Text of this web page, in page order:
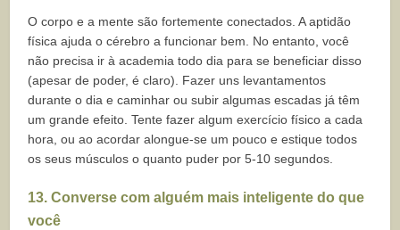
O corpo e a mente são fortemente conectados. A aptidão
física ajuda o cérebro a funcionar bem. No entanto, você
não precisa ir à academia todo dia para se beneficiar disso
(apesar de poder, é claro). Fazer uns levantamentos
durante o dia e caminhar ou subir algumas escadas já têm
um grande efeito. Tente fazer algum exercício físico a cada
hora, ou ao acordar alongue-se um pouco e estique todos
os seus músculos o quanto puder por 5-10 segundos.
13. Converse com alguém mais inteligente do que
você